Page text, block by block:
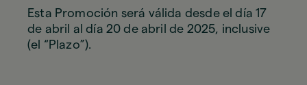
Esta Promoción será válida desde el día 17
de abril al día 20 de abril de 2025, inclusive
(el “Plazo”).